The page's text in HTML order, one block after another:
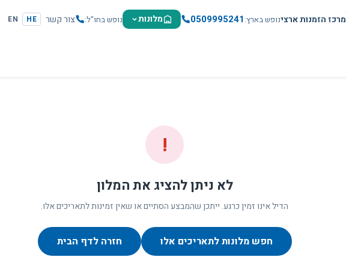
מרכז הזמנות ארצינופש בארץ 0509995241 מלונות נופש בחו"ל צור קשר HE
EN
!
לא ניתן להציג את המלון
הדיל אינו זמין כרגע. ייתכן שהמבצע הסתיים או שאין זמינות לתאריכים אלו.
חפש מלונות לתאריכים אלו חזרה לדף הבית